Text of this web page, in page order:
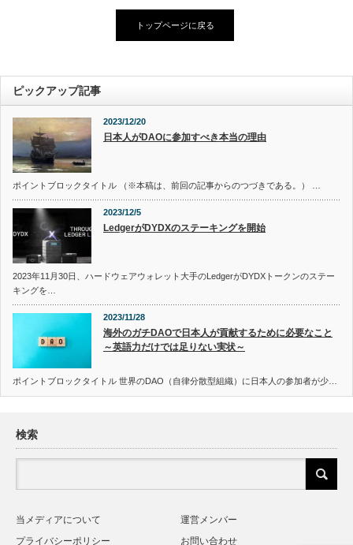
トップページに戻る
ピックアップ記事
2023/12/20
日本人がDAOに参加すべき本当の理由
ポイントブロックタイトル （※本稿は、前回の記事からのつづきである。） …
2023/12/5
LedgerがDYDXのステーキングを開始
2023年11月30日、ハードウェアウォレット大手のLedgerがDYDXトークンのステー
キングを…
2023/11/28
海外のガチDAOで日本人が貢献するために必要なこと
～英語力だけでは足りない実状～
ポイントブロックタイトル 世界のDAO（自律分散型組織）に日本人の参加者が少…
検索
当メディアについて
運営メンバー
プライバシーポリシー
お問い合わせ